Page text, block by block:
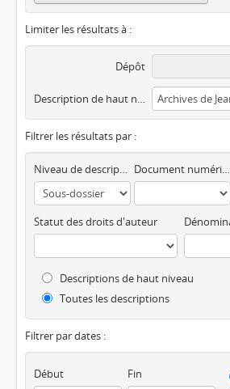
Limiter les résultats à :
Dépôt
Description de haut niveau
Filtrer les résultats par :
Niveau de description Document numérique disponible
Statut des droits d'auteur
Descriptions de haut niveau
Toutes les descriptions
Filtrer par dates :
Début Fin